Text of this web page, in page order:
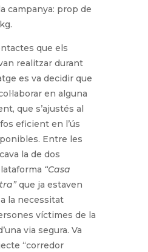
campanya: prop de
que els
realitzar durant
es va decidir que
en alguna
que s’ajustés al
eficient en l’ús
Entre les
la de dos
“Casa
que ja estaven
la necessitat
víctimes de la
via segura. Va
“corredor